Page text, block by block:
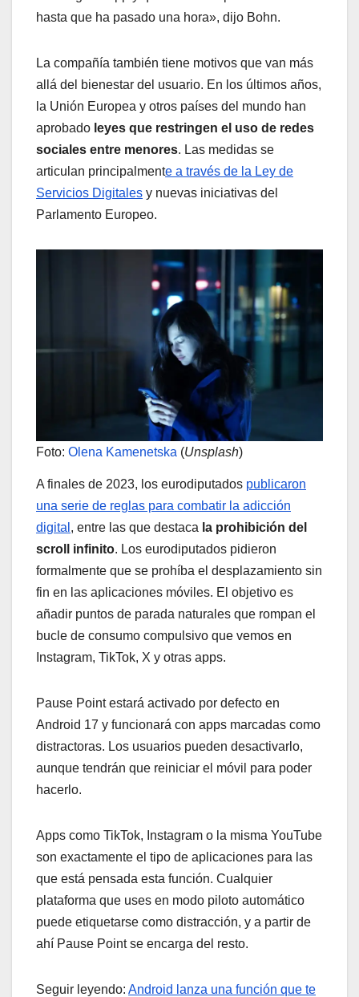
hasta que ha pasado una hora», dijo Bohn.
La compañía también tiene motivos que van más
allá del bienestar del usuario. En los últimos años,
la Unión Europea y otros países del mundo han
aprobado leyes que restringen el uso de redes
sociales entre menores. Las medidas se
articulan principalmente a través de la Ley de
Servicios Digitales y nuevas iniciativas del
Parlamento Europeo.
Foto: Olena Kamenetska (Unsplash)
A finales de 2023, los eurodiputados publicaron
una serie de reglas para combatir la adicción
digital , entre las que destaca la prohibición del
scroll infinito. Los eurodiputados pidieron
formalmente que se prohíba el desplazamiento sin
fin en las aplicaciones móviles. El objetivo es
añadir puntos de parada naturales que rompan el
bucle de consumo compulsivo que vemos en
Instagram, TikTok, X y otras apps.
Pause Point estará activado por defecto en
Android 17 y funcionará con apps marcadas como
distractoras. Los usuarios pueden desactivarlo,
aunque tendrán que reiniciar el móvil para poder
hacerlo.
Apps como TikTok, Instagram o la misma YouTube
son exactamente el tipo de aplicaciones para las
que está pensada esta función. Cualquier
plataforma que uses en modo piloto automático
puede etiquetarse como distracción, y a partir de
ahí Pause Point se encarga del resto.
Seguir leyendo: Android lanza una función que te